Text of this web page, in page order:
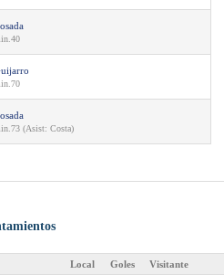
(Asist: Costa)
Local Goles Visitante